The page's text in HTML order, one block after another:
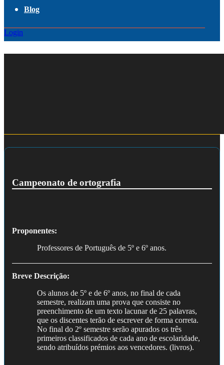
Blog
Login
Campeonato de ortografia
Proponentes:
Professores de Português de 5º e 6º anos.
Breve Descrição:
Os alunos de 5º e de 6º anos, no final de cada
semestre, realizam uma prova que consiste no
preenchimento de um texto lacunar de 25 palavras,
que os discentes terão de escrever de forma correta.
No final do 2º semestre serão apurados os três
primeiros classificados de cada ano de escolaridade,
sendo atribuídos prémios aos vencedores. (livros).